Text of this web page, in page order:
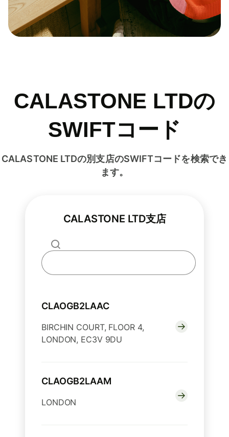
CALASTONE LTDの
SWIFTコード
CALASTONE LTDの別支店のSWIFTコードを検索でき
ます。
CALASTONE LTD支店
CLAOGB2LAAC
BIRCHIN COURT, FLOOR 4,
LONDON, EC3V 9DU
CLAOGB2LAAM
LONDON